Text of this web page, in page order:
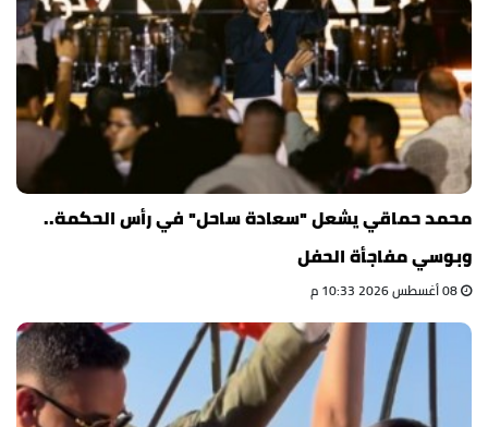
محمد حماقي يشعل "سعادة ساحل" في رأس الحكمة..
وبوسي مفاجأة الحفل